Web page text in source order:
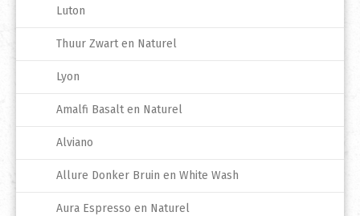
Luton
Thuur Zwart en Naturel
Lyon
Amalfi Basalt en Naturel
Alviano
Allure Donker Bruin en White Wash
Aura Espresso en Naturel